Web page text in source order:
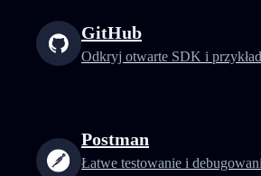
GitHub
Odkryj otwarte SDK i
Postman
Łatwe testowanie i